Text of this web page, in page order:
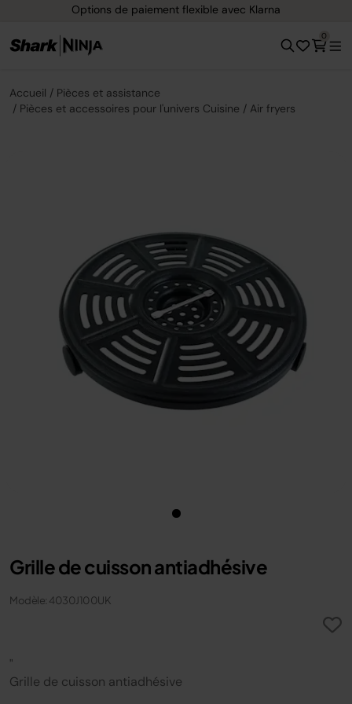
Options de paiement flexible avec Klarna
0
Accueil
Pièces et assistance
Pièces et accessoires pour l'univers Cuisine
Air fryers
Grille de cuisson antiadhésive
Modèle: 4030J100UK
"
Grille de cuisson antiadhésive